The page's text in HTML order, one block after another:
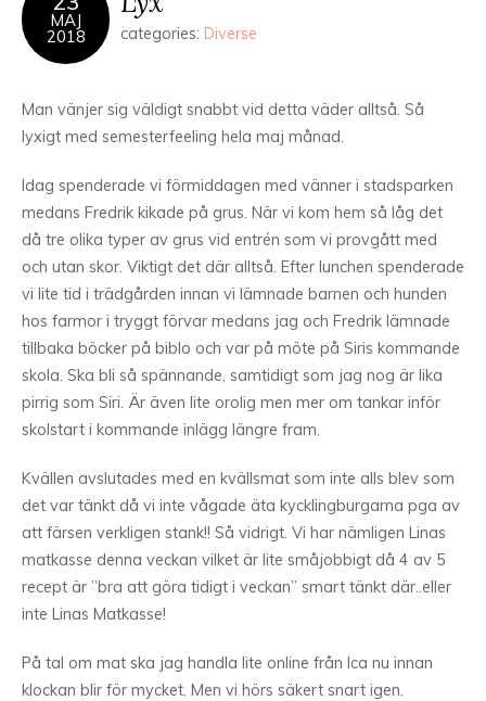
MAJ
2018 categories: Diverse
Man vänjer sig väldigt snabbt vid detta väder alltså. Så
lyxigt med semesterfeeling hela maj månad.
Idag spenderade vi förmiddagen med vänner i stadsparken
medans Fredrik kikade på grus. När vi kom hem så låg det
då tre olika typer av grus vid entrén som vi provgått med
och utan skor. Viktigt det där alltså. Efter lunchen spenderade
vi lite tid i trädgården innan vi lämnade barnen och hunden
hos farmor i tryggt förvar medans jag och Fredrik lämnade
tillbaka böcker på biblo och var på möte på Siris kommande
skola. Ska bli så spännande, samtidigt som jag nog är lika
pirrig som Siri. Är även lite orolig men mer om tankar inför
skolstart i kommande inlägg längre fram.
Kvällen avslutades med en kvällsmat som inte alls blev som
det var tänkt då vi inte vågade äta kycklingburgarna pga av
att färsen verkligen stank!! Så vidrigt. Vi har nämligen Linas
matkasse denna veckan vilket är lite småjobbigt då 4 av 5
recept är ”bra att göra tidigt i veckan” smart tänkt där..eller
inte Linas Matkasse!
På tal om mat ska jag handla lite online från Ica nu innan
klockan blir för mycket. Men vi hörs säkert snart igen.